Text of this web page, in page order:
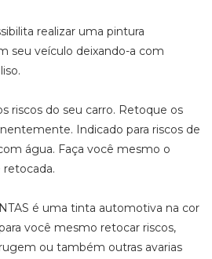
realizar uma pintura
seu veículo deixando-a com
riscos do seu carro. Retoque os
Indicado para riscos de
água. Faça você mesmo o
é uma tinta automotiva na cor
você mesmo retocar riscos,
ou também outras avarias